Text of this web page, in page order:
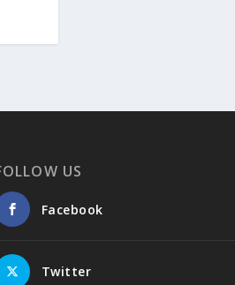
US
Facebook
Twitter